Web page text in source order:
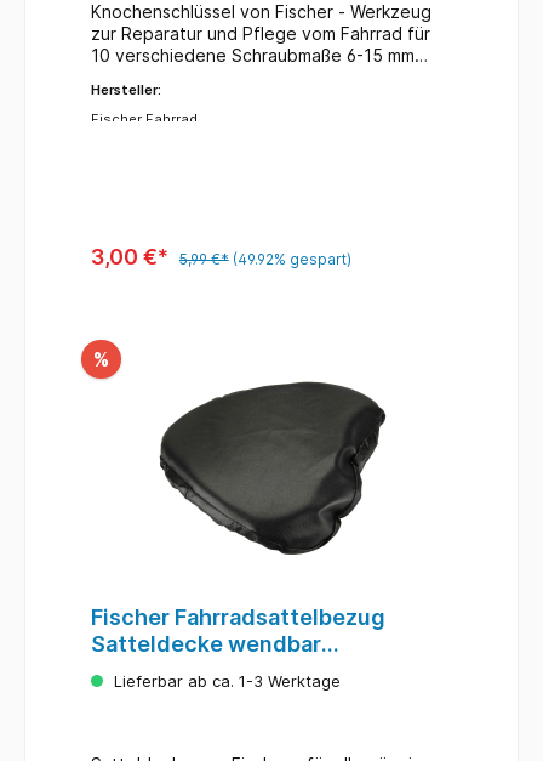
Knochenschlüssel von Fischer - Werkzeug
zur Reparatur und Pflege vom Fahrrad für
10 verschiedene Schraubmaße 6-15 mm
Hersteller:
Fischer Fahrrad
3,00 €* 5,99 €* (49.92% gespart)
%
Fischer Fahrradsattelbezug
Satteldecke wendbar
Fell/Kunstleder
Lieferbar ab ca. 1-3 Werktage